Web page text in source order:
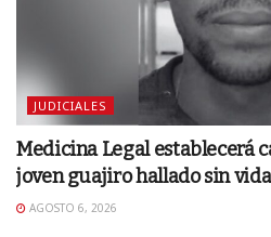
JUDICIALES
Medicina Legal establecerá
joven guajiro hallado sin
AGOSTO 6, 2026